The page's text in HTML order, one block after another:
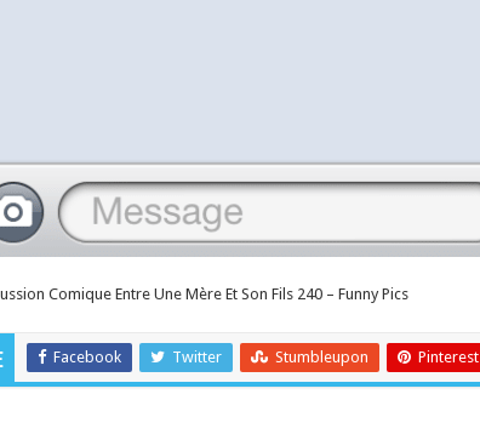
Comique Entre Une Mère Et Son Fils 240 – Funny Pics
Facebook Twitter Stumbleupon Pinterest